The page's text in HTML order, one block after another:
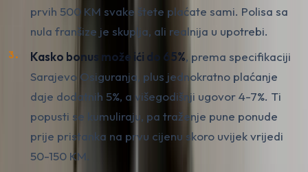
prvih 500 KM svake štete plaćate sami. Polisa sa
nula franšize je skuplja, ali realnija u upotrebi.
Kasko bonus može ići do 65%, prema specifikaciji
Sarajevo Osiguranja, plus jednokratno plaćanje
daje dodatnih 5%, a višegodišnji ugovor 4-7%. Ti
popusti se kumuliraju, pa traženje pune ponude
prije pristanka na prvu cijenu skoro uvijek vrijedi
50-150 KM.